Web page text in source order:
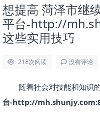
想提高 菏泽市继
平台-http://
这些实用技巧
218次阅读 没有评论
随着社会对技能和知识
台-http://